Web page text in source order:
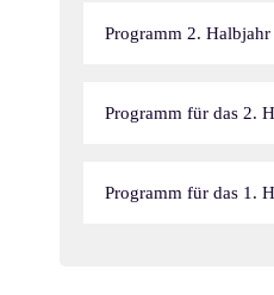
Programm 2. Halbjahr
Programm für das 2.
Programm für das 1.